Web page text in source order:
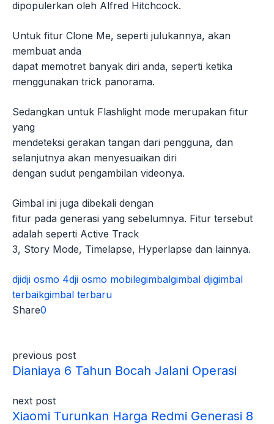
dipopulerkan oleh Alfred Hitchcock.
Untuk fitur Clone Me, seperti julukannya, akan
membuat anda
dapat memotret banyak diri anda, seperti ketika
menggunakan trick panorama.
Sedangkan untuk Flashlight mode merupakan fitur
yang
mendeteksi gerakan tangan dari pengguna, dan
selanjutnya akan menyesuaikan diri
dengan sudut pengambilan videonya.
Gimbal ini juga dibekali dengan
fitur pada generasi yang sebelumnya. Fitur tersebut
adalah seperti Active Track
3, Story Mode, Timelapse, Hyperlapse dan lainnya.
djidji osmo 4dji osmo mobilegimbalgimbal djigimbal
terbaikgimbal terbaru
Share0
previous post
Dianiaya 6 Tahun Bocah Jalani Operasi
next post
Xiaomi Turunkan Harga Redmi Generasi 8